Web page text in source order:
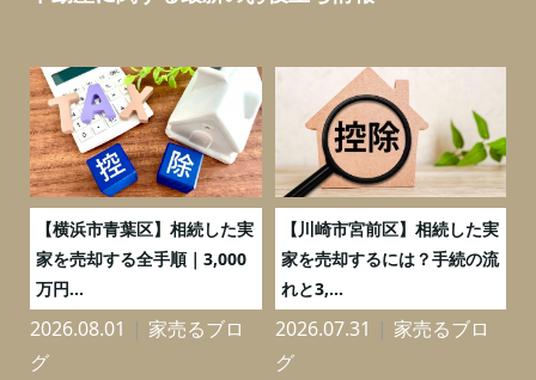
【横浜市青葉区】相続した実
家を売却する全手順｜3,000
万円...
2026.08.01
家売るブロ
グ
【川崎市宮前区】相続した実
家を売却するには？手続の流
れと3,...
2026.07.31
家売るブロ
グ